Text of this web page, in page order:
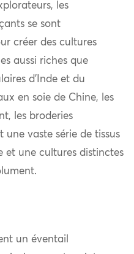
les
se sont
créer des cultures
aussi riches que
d’Inde et du
en soie de Chine, les
les broderies
une vaste série de tissus
et une cultures distinctes
un éventail